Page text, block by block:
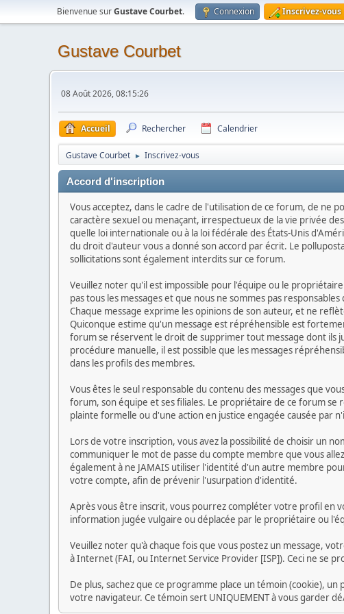
Bienvenue surGustave Courbet. Connexion Inscrivez-vous
Gustave Courbet
08 Août 2026, 08:15:26
Accueil Rechercher Calendrier
Gustave Courbet ► Inscrivez-vous
Accord d'inscription
Vous acceptez, dans le cadre de l'utilisation de ce forum, de ne
caractère sexuel ou menaçant, irrespectueux de la vie privée
quelle loi internationale ou à la loi fédérale des États-Unis
du droit d'auteur vous a donné son accord par écrit. Le
sollicitations sont également interdits sur ce forum.
Veuillez noter qu'il est impossible pour l'équipe ou le
pas tous les messages et que nous ne sommes pas
Chaque message exprime les opinions de son auteur, et ne
Quiconque estime qu'un message est répréhensible est
forum se réservent le droit de supprimer tout message dont ils
procédure manuelle, il est possible que les messages
dans les profils des membres.
Vous êtes le seul responsable du contenu des messages que
forum, son équipe et ses filiales. Le propriétaire de ce forum
plainte formelle ou d'une action en justice engagée causée par
Lors de votre inscription, vous avez la possibilité de choisir un
communiquer le mot de passe du compte membre que vous
également à ne JAMAIS utiliser l'identité d'un autre membre
votre compte, afin de prévenir l'usurpation d'identité.
Après vous être inscrit, vous pourrez compléter votre profil en
information jugée vulgaire ou déplacée par le propriétaire ou
Veuillez noter qu'à chaque fois que vous postez un message,
à Internet (FAI, ou Internet Service Provider [ISP]). Ceci ne se
De plus, sachez que ce programme place un témoin (cookie),
votre navigateur. Ce témoin sert UNIQUEMENT à vous garder